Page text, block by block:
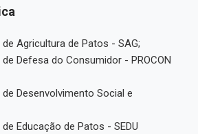
Agricultura de Patos - SAG;
Defesa do Consumidor - PROCON
Desenvolvimento Social e
Educação de Patos - SEDU